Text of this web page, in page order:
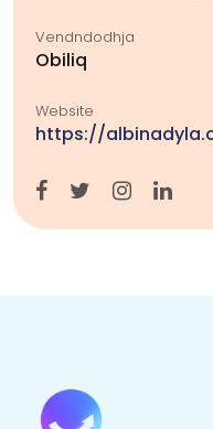
Vendndodhja
Obiliq
Website
https://